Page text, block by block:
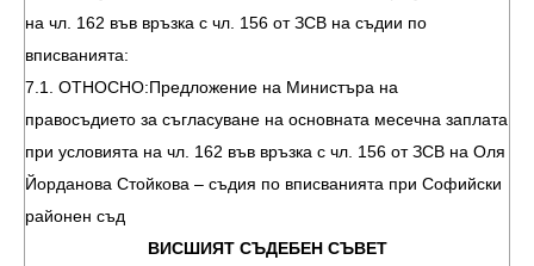
на чл. 162 във връзка с чл. 156 от ЗСВ на съдии по
вписванията:
7.1. ОТНОСНО:Предложение на Министъра на
правосъдието за съгласуване на основната месечна заплата
при условията на чл. 162 във връзка с чл. 156 от ЗСВ на Оля
Йорданова Стойкова – съдия по вписванията при Софийски
районен съд
ВИСШИЯТ СЪДЕБЕН СЪВЕТ